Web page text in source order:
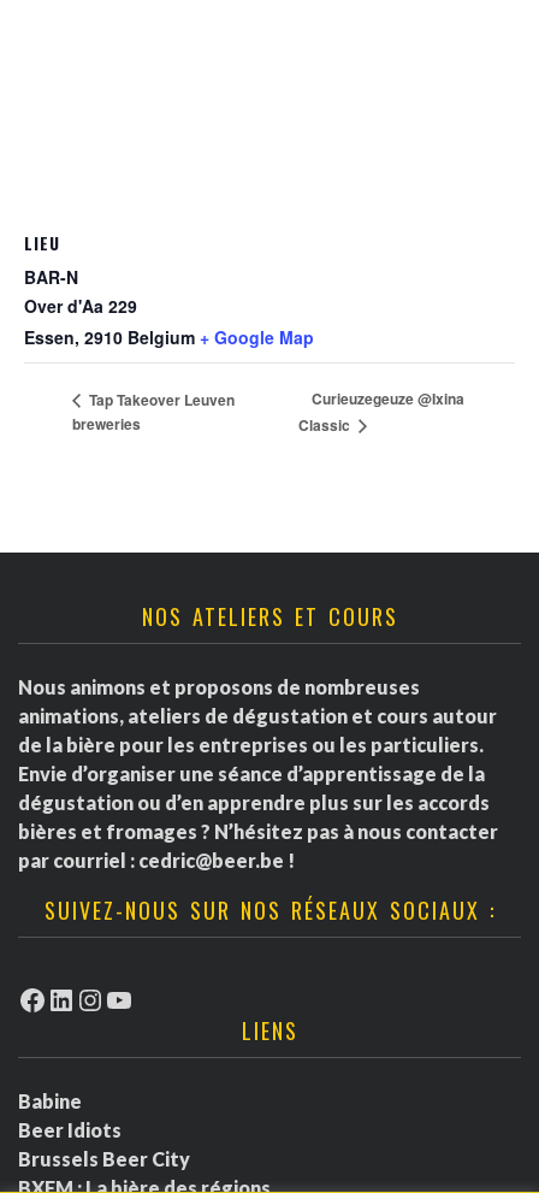
LIEU
BAR-N
Over d'Aa 229
Essen, 2910 Belgium + Google Map
Tap Takeover Leuven
breweries
Curieuzegeuze @Ixina
Classic
NOS ATELIERS ET COURS
Nous animons et proposons de nombreuses
animations, ateliers de dégustation et cours autour
de la bière pour les entreprises ou les particuliers.
Envie d’organiser une séance d’apprentissage de la
dégustation ou d’en apprendre plus sur les accords
bières et fromages ? N’hésitez pas à nous contacter
par courriel : cedric@beer.be !
SUIVEZ-NOUS SUR NOS RÉSEAUX SOCIAUX :
Facebook
LinkedIn
Instagram
YouTube
LIENS
Babine
Beer Idiots
Brussels Beer City
BXFM : La bière des régions